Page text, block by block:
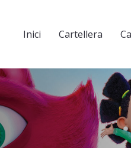
Inici Cartellera